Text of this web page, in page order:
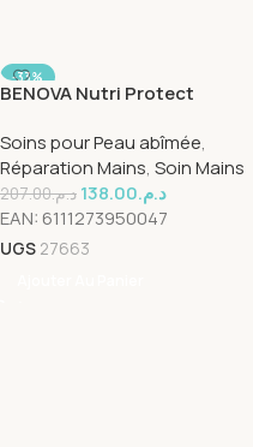
-33%
BENOVA Nutri Protect
Soins pour Peau abîmée,
Réparation Mains, Soin Mains
د.م.207.00 د.م.138.00
EAN: 6111273950047
UGS 27663